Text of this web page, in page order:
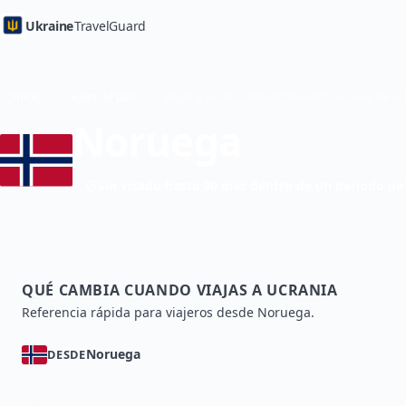
UkraineTravelGuard
QUÉ CAMBIA CUANDO VIAJAS A UCRANIA
Referencia rápida para viajeros desde Noruega.
DESDENoruega